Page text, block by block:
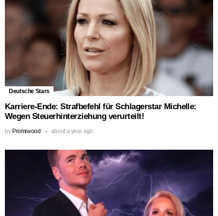
Deutsche Stars
Karriere-Ende: Strafbefehl für Schlagerstar Michelle:
Wegen Steuerhinterziehung verurteilt!
by Promiwood about a year ago